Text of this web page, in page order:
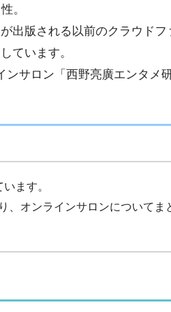
。
出版される以前のクラウド
ています。
ンサロン「西野亮廣エンタメ
ます。
、オンラインサロンについてま